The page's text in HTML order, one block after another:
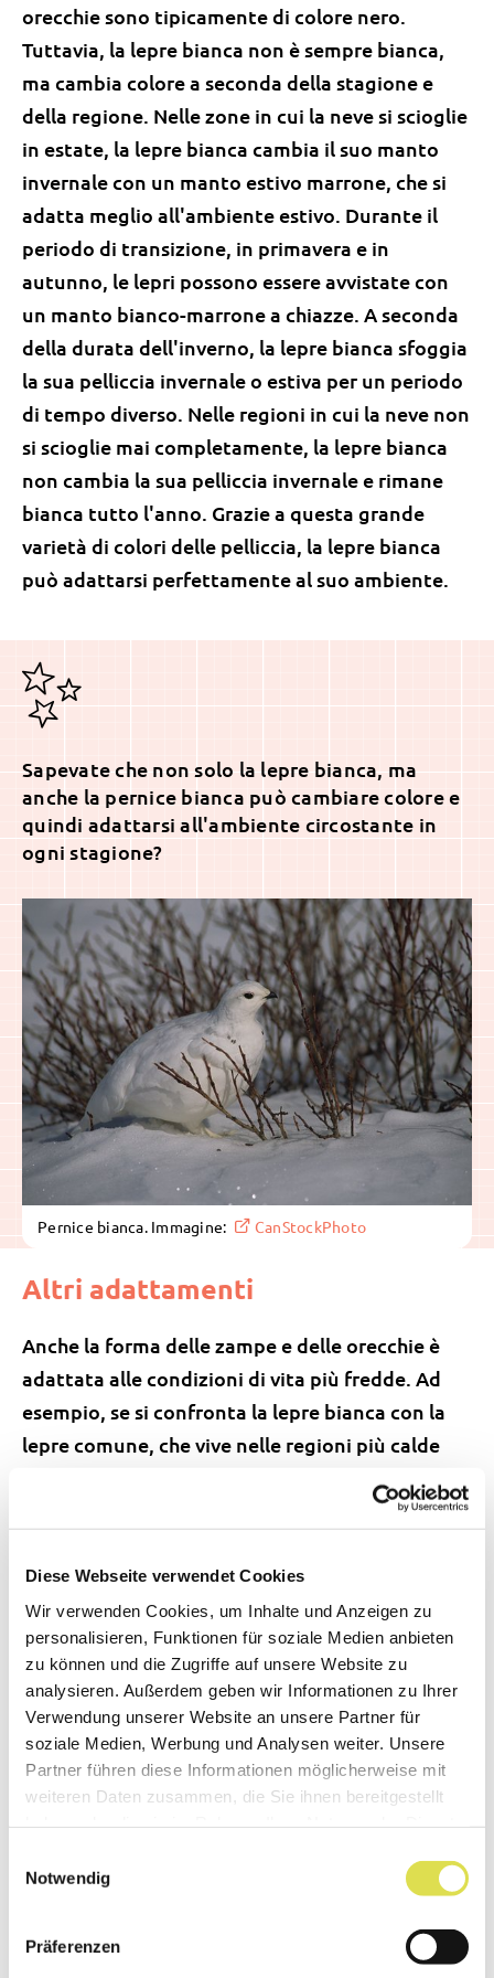
Diese Webseite verwendet Cookies
Wir verwenden Cookies, um Inhalte und Anzeigen zu
personalisieren, Funktionen für soziale Medien anbieten
zu können und die Zugriffe auf unsere Website zu
analysieren. Außerdem geben wir Informationen zu Ihrer
Verwendung unserer Website an unsere Partner für
soziale Medien, Werbung und Analysen weiter. Unsere
Partner führen diese Informationen möglicherweise mit
weiteren Daten zusammen, die Sie ihnen bereitgestellt
Notwendig
Präferenzen
orecchie sono tipicamente di colore nero.
Tuttavia, la lepre bianca non è sempre bianca,
ma cambia colore a seconda della stagione e
della regione. Nelle zone in cui la neve si scioglie
in estate, la lepre bianca cambia il suo manto
invernale con un manto estivo marrone, che si
adatta meglio all'ambiente estivo. Durante il
periodo di transizione, in primavera e in
autunno, le lepri possono essere avvistate con
un manto bianco-marrone a chiazze. A seconda
della durata dell'inverno, la lepre bianca sfoggia
la sua pelliccia invernale o estiva per un periodo
di tempo diverso. Nelle regioni in cui la neve non
si scioglie mai completamente, la lepre bianca
non cambia la sua pelliccia invernale e rimane
bianca tutto l'anno. Grazie a questa grande
varietà di colori delle pelliccia, la lepre bianca
può adattarsi perfettamente al suo ambiente.
Sapevate che non solo la lepre bianca, ma
anche la pernice bianca può cambiare colore e
quindi adattarsi all'ambiente circostante in
ogni stagione?
Pernice bianca. Immagine: CanStockPhoto
Altri adattamenti
Anche la forma delle zampe e delle orecchie è
adattata alle condizioni di vita più fredde. Ad
esempio, se si confronta la lepre bianca con la
lepre comune, che vive nelle regioni più calde
della Svizzera, le zampe e le orecchie della lepre
bianca sono molte più corte. Questo significa
calore attraverso la pelle è molto più bassa.
Questo è un vantaggio nelle regioni fredde,
dove immagazzinare calore è estremamente
importante per sopravvivere.